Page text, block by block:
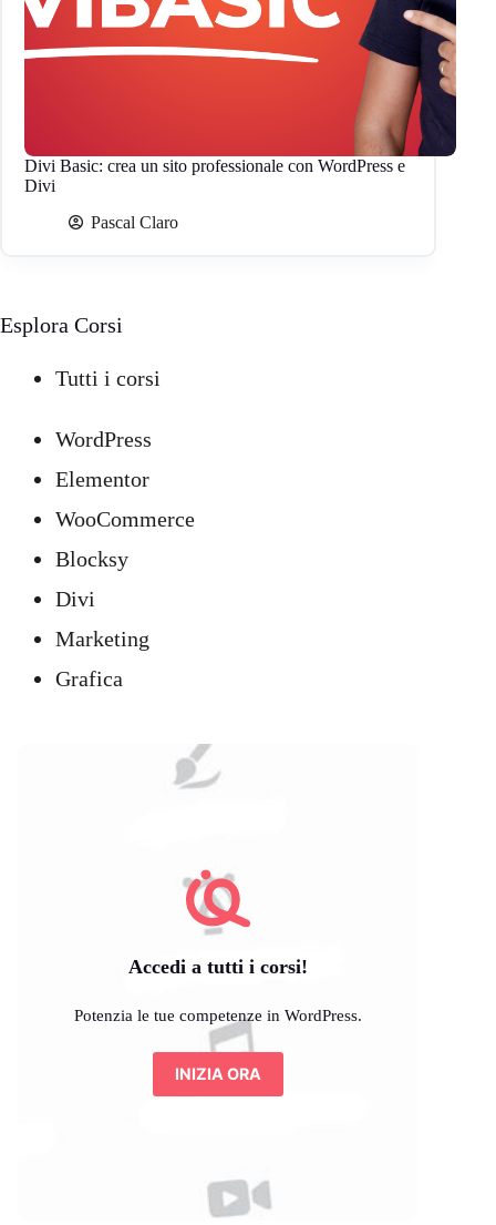
Divi Basic: crea un sito professionale con WordPress e
Divi
Pascal Claro
Esplora Corsi
Tutti i corsi
WordPress
Elementor
WooCommerce
Blocksy
Divi
Marketing
Grafica
Accedi a tutti i corsi!
Potenzia le tue competenze in WordPress.
INIZIA ORA